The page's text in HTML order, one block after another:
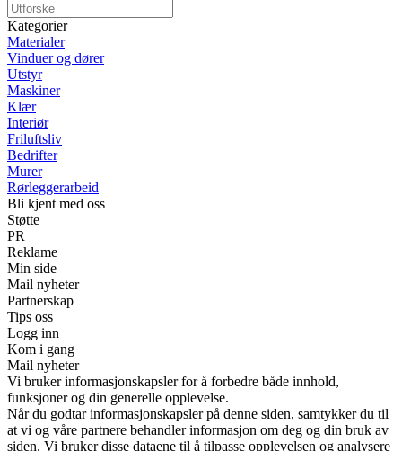
Kategorier
Materialer
Vinduer og dører
Utstyr
Maskiner
Klær
Interiør
Friluftsliv
Bedrifter
Murer
Rørleggerarbeid
Bli kjent med oss
Støtte
PR
Reklame
Min side
Mail nyheter
Partnerskap
Tips oss
Logg inn
Kom i gang
Mail nyheter
Vi bruker informasjonskapsler for å forbedre både innhold,
funksjoner og din generelle opplevelse.
Når du godtar informasjonskapsler på denne siden, samtykker du til
at vi og våre partnere behandler informasjon om deg og din bruk av
siden. Vi bruker disse dataene til å tilpasse opplevelsen og analysere